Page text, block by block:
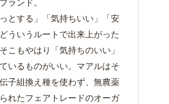
ランド。
とする」「気持ちいい」「安
ういうルートで出来上がった
こもやはり「気持ちのいい」
いるものがいい。マアルはそ
子組換え種を使わず、無農薬
れたフェアトレードのオーガ